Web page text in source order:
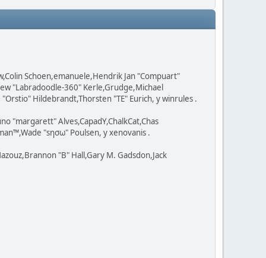
Schoen,emanuele,Hendrik Jan "Compuart"
"Labradoodle-360" Kerle,Grudge,Michael
Hildebrandt,Thorsten "TE" Eurich, y winrules .
"margarett" Alves,CapadY,ChalkCat,Chas
"sησω" Poulsen, y xenovanis .
"B" Hall,Gary M. Gadsdon,Jack